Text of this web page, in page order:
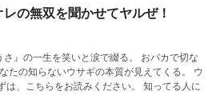
の無双を聞かせてヤルぜ！
』の一生を笑いと涙で綴る。 おバカで切な
たの知らないウサギの本質が見えてくる。 ウ